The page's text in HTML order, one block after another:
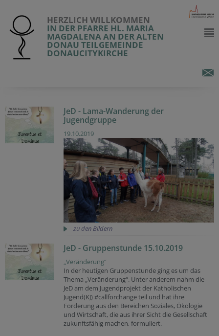
HERZLICH WILLKOMMEN
IN DER PFARRE HL. MARIA
MAGDALENA AN DER ALTEN
DONAU TEILGEMEINDE
DONAUCITYKIRCHE
JeD - Lama-Wanderung der
Jugendgruppe
19.10.2019
zu den Bildern
JeD - Gruppenstunde 15.10.2019
„Veränderung“
In der heutigen Gruppenstunde ging es um das
Thema „Veränderung“. Unter anderem nahm die
JeD am dem Jugendprojekt der Katholischen
Jugend(KJ) #callforchange teil und hat ihre
Forderung aus den Bereichen Soziales, Ökologie
und Wirtschaft, die aus ihrer Sicht die Gesellschaft
zukunftsfähig machen, formuliert.